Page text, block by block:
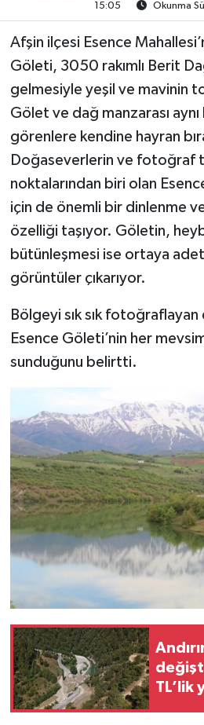
15:05
Okunma
Afşin ilçesi Esence
Göleti, 3050 rakımlı Berit
gelmesiyle yeşil ve mavinin
Gölet ve dağ manzarası
görenlere kendine hayran
Doğaseverlerin ve fotoğraf
noktalarından biri olan
için de önemli bir dinlenme
özelliği taşıyor. Göletin,
bütünleşmesi ise ortaya
görüntüler çıkarıyor.
Bölgeyi sık sık
Esence Göleti’nin her
sunduğunu belirtti.
TL’lik
TREND
MEDYA
OTOMOTİV
TEKNOLOJİ
YAŞAM